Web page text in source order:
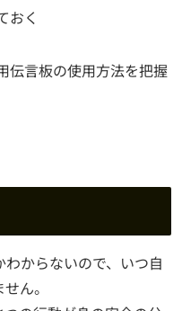
おく
伝言板の使用方法を把握
からないので、いつ自
ん。